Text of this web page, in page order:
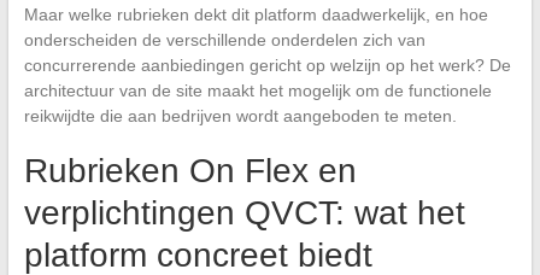
Maar welke rubrieken dekt dit platform daadwerkelijk, en hoe
onderscheiden de verschillende onderdelen zich van
concurrerende aanbiedingen gericht op welzijn op het werk? De
architectuur van de site maakt het mogelijk om de functionele
reikwijdte die aan bedrijven wordt aangeboden te meten.
Rubrieken On Flex en
verplichtingen QVCT: wat het
platform concreet biedt